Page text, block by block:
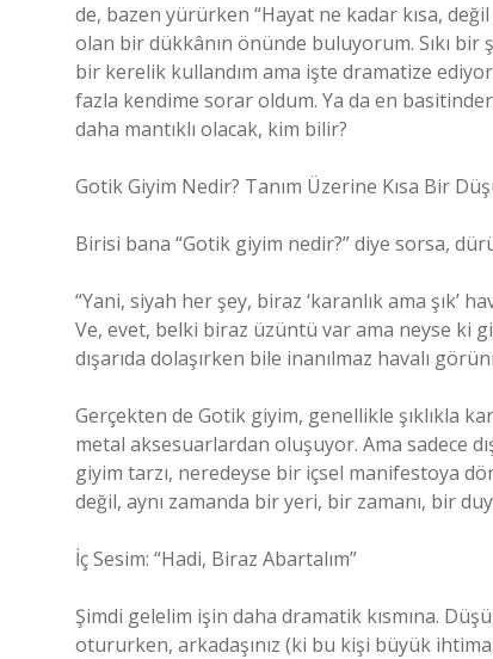
de, bazen yürürken “Hayat ne kadar kısa,
olan bir dükkânın önünde buluyorum. Sıkı
bir kerelik kullandım ama işte dramatize
fazla kendime sorar oldum. Ya da en
daha mantıklı olacak, kim bilir?
Gotik Giyim Nedir? Tanım Üzerine Kısa Bir
Birisi bana “Gotik giyim nedir?” diye sorsa,
“Yani, siyah her şey, biraz ‘karanlık ama şık’
Ve, evet, belki biraz üzüntü var ama neyse ki
dışarıda dolaşırken bile inanılmaz havalı
Gerçekten de Gotik giyim, genellikle şıklıkla
metal aksesuarlardan oluşuyor. Ama sadece
giyim tarzı, neredeyse bir içsel manifestoya
değil, aynı zamanda bir yeri, bir zamanı, bir
İç Sesim: “Hadi, Biraz Abartalım”
Şimdi gelelim işin daha dramatik kısmına.
otururken, arkadaşınız (ki bu kişi büyük